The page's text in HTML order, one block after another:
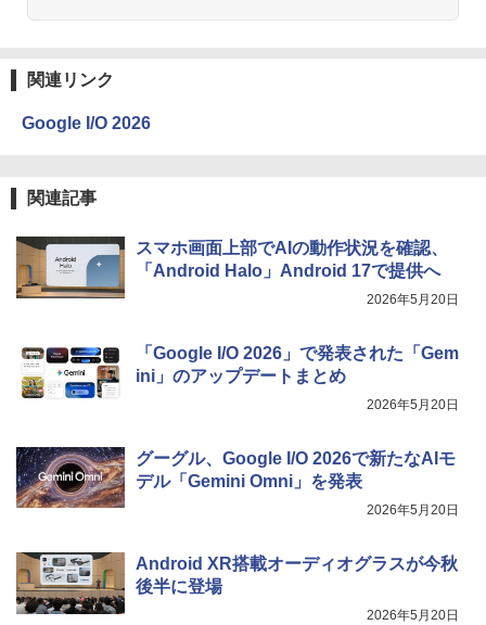
関連リンク
Google I/O 2026
関連記事
スマホ画面上部でAIの動作状況を確認、
「Android Halo」Android 17で提供へ
2026年5月20日
「Google I/O 2026」で発表された「Gem
ini」のアップデートまとめ
2026年5月20日
グーグル、Google I/O 2026で新たなAIモ
デル「Gemini Omni」を発表
2026年5月20日
Android XR搭載オーディオグラスが今秋
後半に登場
2026年5月20日